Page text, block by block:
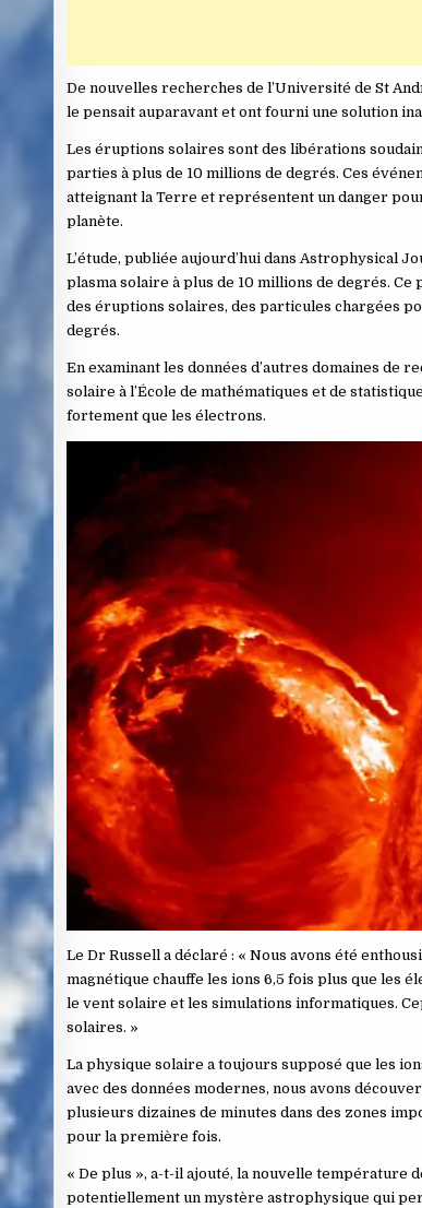
De nouvelles recherches de l’Université de St
le pensait auparavant et ont fourni une solution
Les éruptions solaires sont des libérations
parties à plus de 10 millions de degrés. Ces
atteignant la Terre et représentent un danger
planète.
L’étude, publiée aujourd’hui dans Astrophysical
plasma solaire à plus de 10 millions de degrés.
des éruptions solaires, des particules chargées
degrés.
En examinant les données d’autres domaines de
solaire à l’École de mathématiques et de
fortement que les électrons.
Le Dr Russell a déclaré : « Nous avons été
magnétique chauffe les ions 6,5 fois plus que les
le vent solaire et les simulations informatiques.
solaires. »
La physique solaire a toujours supposé que les
avec des données modernes, nous avons
plusieurs dizaines de minutes dans des zones
pour la première fois.
« De plus », a-t-il ajouté, la nouvelle température
potentiellement un mystère astrophysique qui